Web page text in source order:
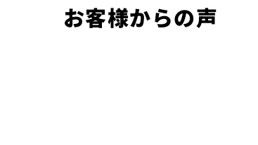
お客様からの声